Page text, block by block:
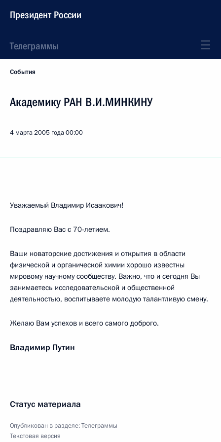
Президент России
Телеграммы
События
Академику РАН В.И.МИНКИНУ
4 марта 2005 года00:00
Уважаемый Владимир Исаакович!
Поздравляю Вас с 70-летием.
Ваши новаторские достижения и открытия в области
физической и органической химии хорошо известны
мировому научному сообществу. Важно, что и сегодня Вы
занимаетесь исследовательской и общественной
деятельностью, воспитываете молодую талантливую смену.
Желаю Вам успехов и всего самого доброго.
Владимир Путин
Статус материала
Опубликован в разделе:Телеграммы
Текстовая версия